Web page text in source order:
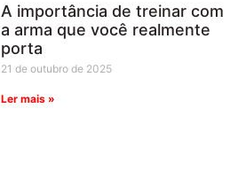
A importância de treinar com
a arma que você realmente
porta
21 de outubro de 2025
Ler mais »